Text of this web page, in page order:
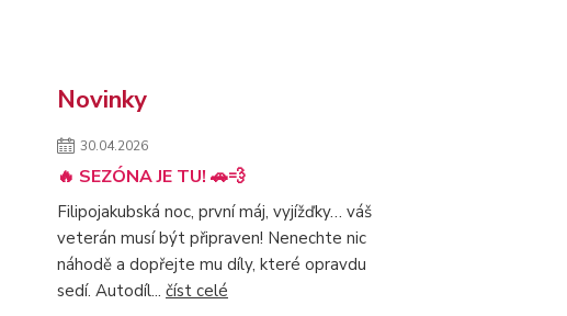
Novinky
30.04.2026
🔥 SEZÓNA JE TU! 🚗💨
Filipojakubská noc, první máj, vyjížďky… váš
veterán musí být připraven! Nenechte nic
náhodě a dopřejte mu díly, které opravdu
sedí. Autodíl... číst celé